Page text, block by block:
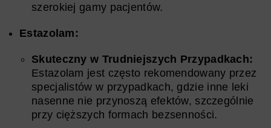
szerokiej gamy pacjentów.
Estazolam:
Skuteczny w Trudniejszych Przypadkach:
Estazolam jest często rekomendowany przez
specjalistów w przypadkach, gdzie inne leki
nasenne nie przynoszą efektów, szczególnie
przy cięższych formach bezsenności.